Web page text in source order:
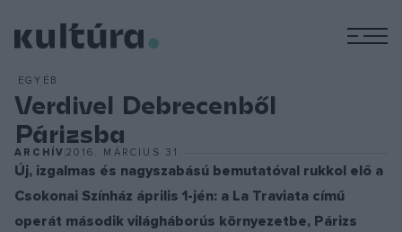
EGYÉB
Verdivel Debrecenből
Párizsba
ARCHÍV2016. MÁRCIUS 31.
Új, izgalmas és nagyszabású bemutatóval rukkol elő a
Csokonai Színház április 1-jén: a La Traviata című
operát második világháborús környezetbe, Párizs